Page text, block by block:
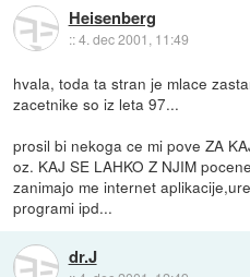
Heisenberg
::4. dec 2001, 11:49
hvala, toda ta stran je mlace
zacetnike so iz leta 97...
prosil bi nekoga ce mi pove ZA
oz. KAJ SE LAHKO Z NJIM
zanimajo me internet
programi ipd...
dr.J